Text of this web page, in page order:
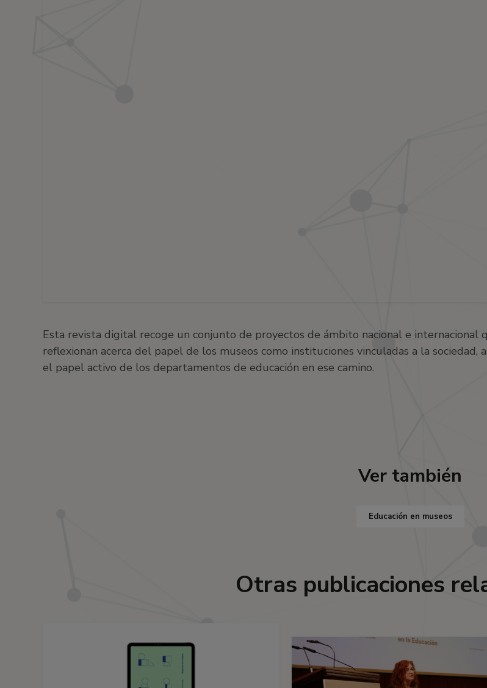
Esta revista digital recoge un conjunto de proyectos de ámbito nacional e internacional
reflexionan acerca del papel de los museos como instituciones vinculadas a la sociedad,
el papel activo de los departamentos de educación en ese camino.
Ver también
Educación en museos
Otras publicaciones